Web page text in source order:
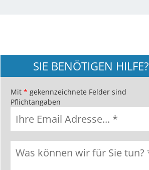
SIE BENÖTIGEN HILFE?
Mit * gekennzeichnete Felder sind
Pflichtangaben